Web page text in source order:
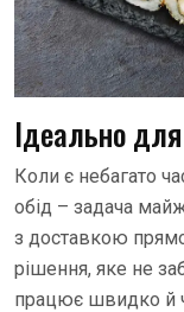
Ідеально
Коли є небагато
обід – задача
з доставкою
рішення, яке не
працює швидко й